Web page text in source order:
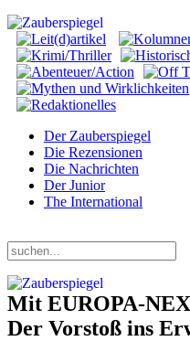
Der Zauberspiegel
Die Rezensionen
Die Nachrichten
Der Junior
The International
Mit EUROPA-
Der Vorstoß ins